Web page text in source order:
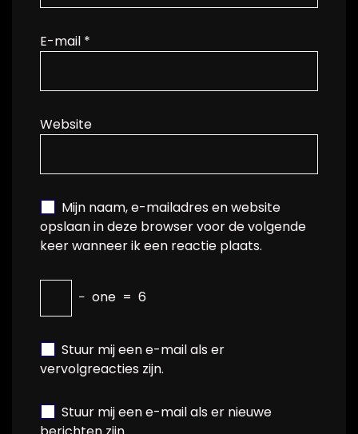
E-mail *
Website
Mijn naam, e-mailadres en website
opslaan in deze browser voor de volgende
keer wanneer ik een reactie plaats.
− one = 6
Stuur mij een e-mail als er
vervolgreacties zijn.
Stuur mij een e-mail als er nieuwe